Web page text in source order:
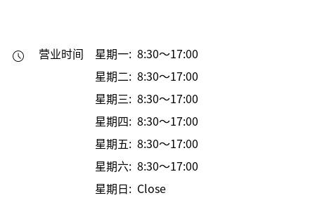
营业时间
星期一: 8:30～17:00
星期二: 8:30～17:00
星期三: 8:30～17:00
星期四: 8:30～17:00
星期五: 8:30～17:00
星期六: 8:30～17:00
星期日: Close